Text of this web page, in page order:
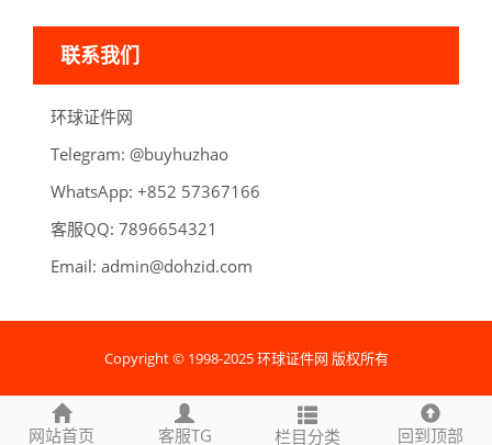
联系我们
环球证件网
Telegram: oahzuhyub@
WhatsApp: 66176375 258+
客服QQ:
123456
7896
Email: admin@dohzid.com
网站首页 客服TG 栏目分类 回到顶部
Copyright © 1998-2025 环球证件网 版权所有